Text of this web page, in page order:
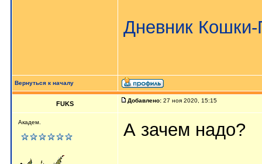
Дневник
Вернуться к началу
FUKS Добавлено: 27 ноя 2020, 15:15
Академ. А зачем надо?